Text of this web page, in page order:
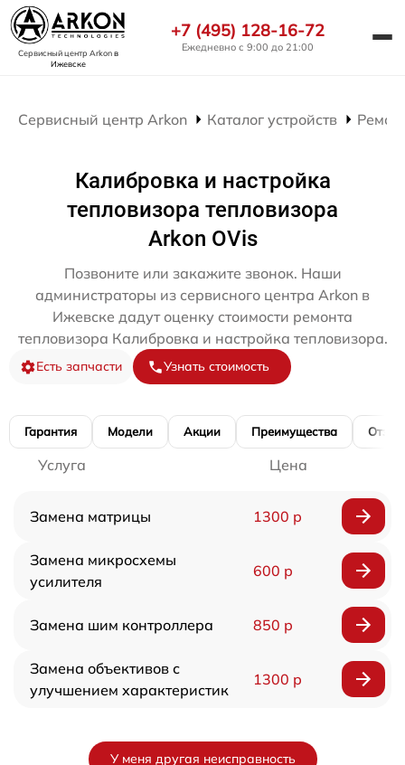
Сервисный центр Arkonв
Ижевске
+7 (495) 128-16-72
Ежедневно с 9:00 до 21:00
Сервисный центр Arkon Каталог устройств
Калибровка и настройка
тепловизора тепловизора
Arkon OVis
Позвоните или закажите звонок. Наши
администраторы из сервисного центра Arkon в
Ижевске дадут оценку стоимости ремонта
тепловизора Калибровка и настройка тепловизора.
Есть запчасти Узнать стоимость
Гарантия Модели Акции Преимущества
Услуга Цена
Замена матрицы 1300 р
Замена микросхемы
усилителя
600 р
Замена шим контроллера 850 р
Замена объективов с
улучшением характеристик
1300 р
У меня другая неисправность